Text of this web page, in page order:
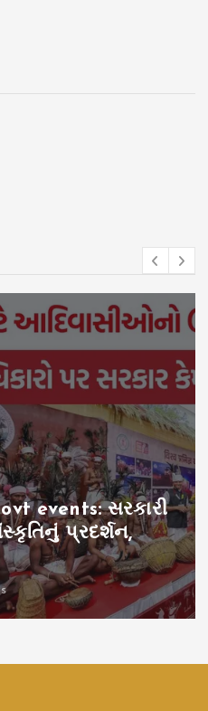
Pakistan Jail:
નહીં! ભારતીય
સરકારો સામે